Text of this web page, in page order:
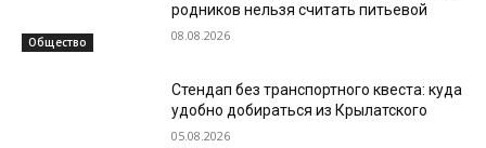
Общество
родников нельзя считать питьевой
08.08.2026
Стендап без транспортного квеста: куда
удобно добираться из Крылатского
05.08.2026